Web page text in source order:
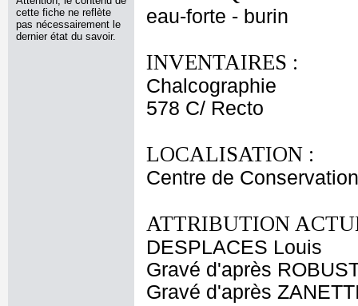
cette fiche ne reflète
pas nécessairement le
dernier état du savoir.
eau-forte - burin
INVENTAIRES :
Chalcographie
578 C/ Recto
LOCALISATION :
Centre de
ATTRIBUTION
DESPLACES Louis
Gravé d'après
Gravé d'après